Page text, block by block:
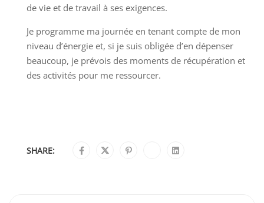
de vie et de travail à ses exigences.
Je programme ma journée en tenant compte de mon
niveau d’énergie et, si je suis obligée d’en dépenser
beaucoup, je prévois des moments de récupération et
des activités pour me ressourcer.
SHARE: